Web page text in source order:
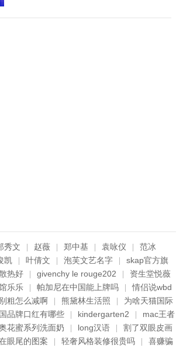
秀文 赵薇 郑中基 袁咏仪
范冰
凯 叶倩文 泡芙文艺名字
skap官方旗
热好 givenchy le rouge202
资生堂悦薇
乐乐 帕加尼在中国能上牌吗
情侣说wbd
粗怎么减啊 熊黛林生活照
为啥天猫国际
品牌口红有哪些 kindergarten2
mac王者
花蜜系列洗面奶 long汉语
割了双眼皮画
眼尾的图案 轻奢风格装修很贵吗
喜赚骗